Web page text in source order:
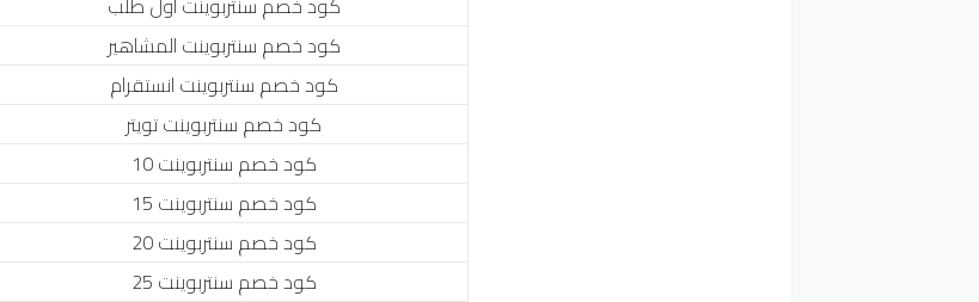
كود خصم سنتربوينت المشاهير
كود خصم سنتربوينت انستقرام
كود خصم سنتربوينت تويتر
كود خصم سنتربوينت 10
كود خصم سنتربوينت 15
كود خصم سنتربوينت 20
كود خصم سنتربوينت 25